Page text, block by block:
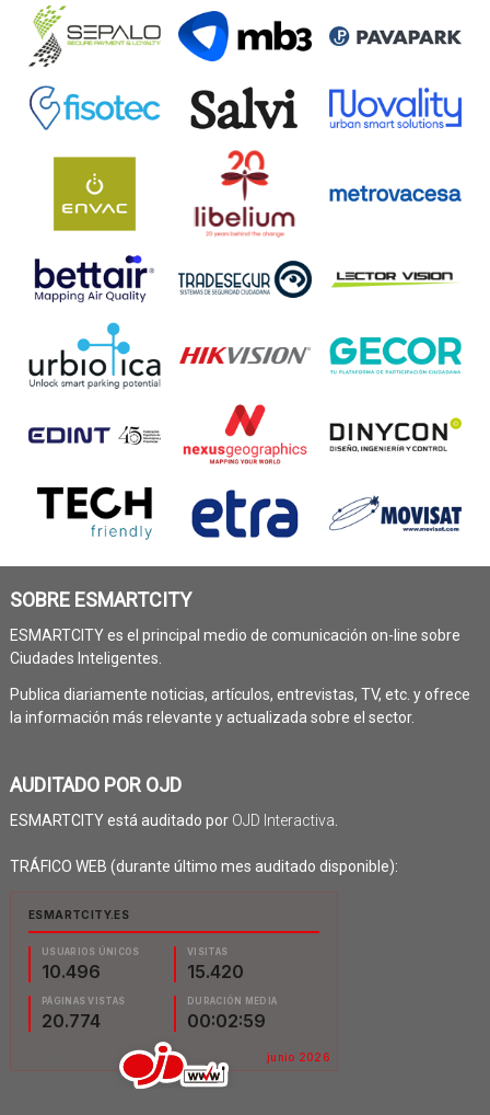
SOBRE ESMARTCITY
ESMARTCITY es el principal medio de comunicación on-line sobre
Ciudades Inteligentes.
Publica diariamente noticias, artículos, entrevistas, TV, etc. y ofrece
la información más relevante y actualizada sobre el sector.
AUDITADO POR OJD
ESMARTCITY está auditado por OJD Interactiva
TRÁFICO WEB (durante último mes auditado disponible):